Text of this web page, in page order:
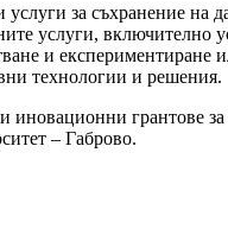
за съхранение
услуги, включително
и
технологии и решения.
грантове
– Габрово.